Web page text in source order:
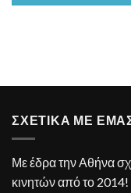
ΣΧΕΤΙΚΑ ΜΕ
Με έδρα την Αθήνα
κινητών από το